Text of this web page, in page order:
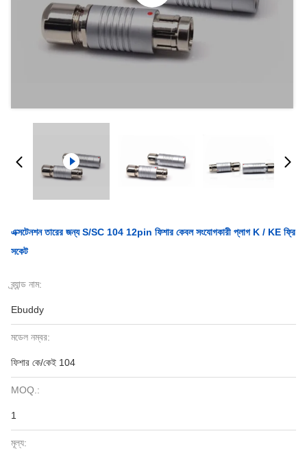
এক্সটেনশন তারের জন্য S/SC 104 12pin ফিশার কেবল সংযোগকারী প্লাগ K / KE ফ্রি
সকেট
ব্র্যান্ড নাম:
Ebuddy
মডেল নম্বর:
ফিশার কে/কেই 104
MOQ.:
1
মূল্য: